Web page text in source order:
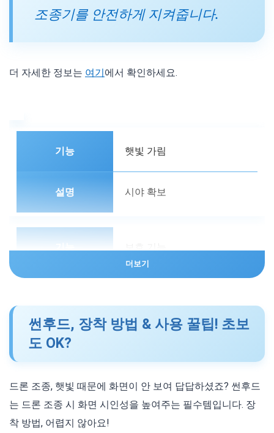
조종기를 안전하게 지켜줍니다.
더 자세한 정보는 여기에서 확인하세요.
햇빛 가림
시야 확보
조종기 보호
더보기
썬후드, 장착 방법 & 사용 꿀팁! 초보
도 OK?
드론 조종, 햇빛 때문에 화면이 안 보여 답답하셨죠? 썬후드
는 드론 조종 시 화면 시인성을 높여주는 필수템입니다. 장
착 방법, 어렵지 않아요!